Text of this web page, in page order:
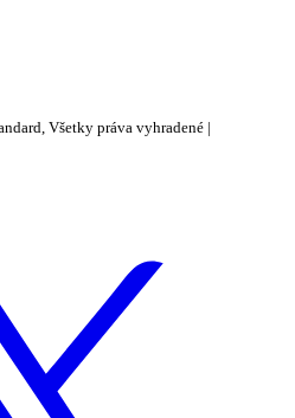
Všetky práva vyhradené |